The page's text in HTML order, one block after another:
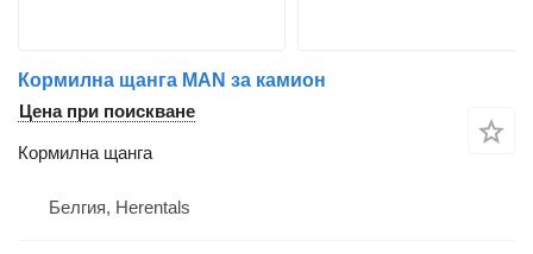
Кормилна щанга MAN за камион
Цена при поискване
Кормилна щанга
Белгия, Herentals